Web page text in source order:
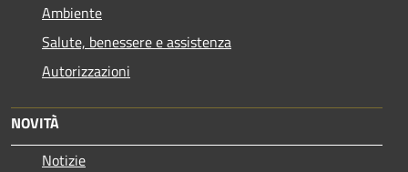
Ambiente
Salute, benessere e assistenza
Autorizzazioni
NOVITÀ
Notizie